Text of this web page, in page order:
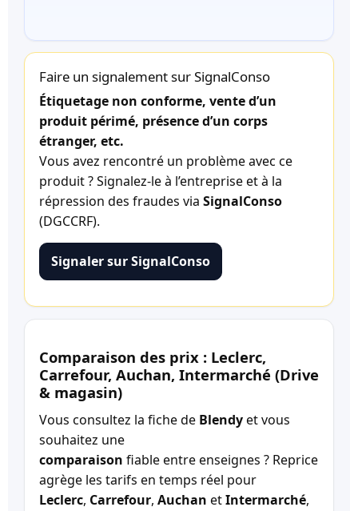
Faire un signalement sur SignalConso
Étiquetage non conforme, vente d’un
produit périmé, présence d’un corps
étranger, etc.
Vous avez rencontré un problème avec ce
produit ? Signalez-le à l’entreprise et à la
répression des fraudes via SignalConso
(DGCCRF).
Signaler sur SignalConso
Comparaison des prix : Leclerc,
Carrefour, Auchan, Intermarché (Drive
& magasin)
Vous consultez la fiche de Blendyet vous
souhaitez une
comparaison fiable entre enseignes ? Reprice
agrège les tarifs en temps réel pour
Leclerc, Carrefour, Auchan etIntermarché,